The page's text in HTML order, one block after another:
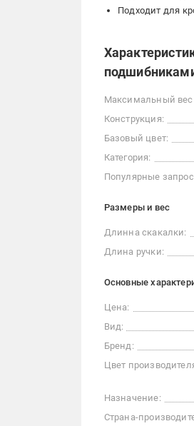
Подходит для
Максимальный вес
Конструкция:
Базовый цвет:
Категория:
Популярные
Размеры и вес
Длинна скакалки:
Длина ручки:
Основные
Цена:
Вид:
Бренд:
Цвет
Назначение:
Страна-